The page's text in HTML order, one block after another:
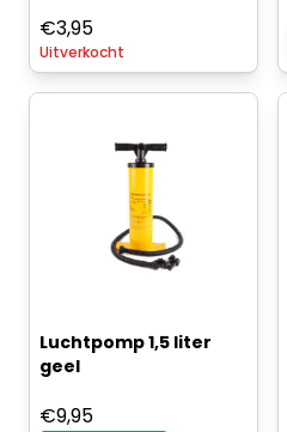
€3,95
Uitverkocht
Luchtpomp 1,5 liter
geel
€9,95